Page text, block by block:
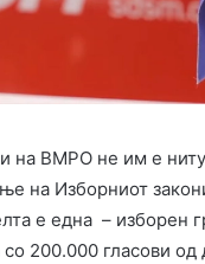
на ВМРО не им е
на Изборниот
е една – изборен
200.000 гласови од